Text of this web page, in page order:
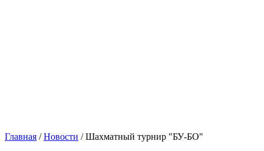
Главная /Новости /Шахматный турнир "БУ-БО"